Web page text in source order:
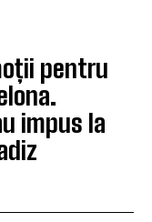
pentru
impus la